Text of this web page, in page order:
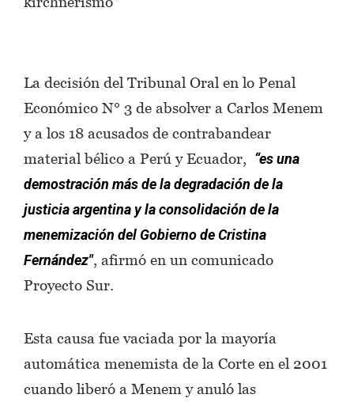
La decisión del Tribunal Oral en lo Penal
Económico N° 3 de absolver a Carlos Menem
y a los 18 acusados de contrabandear
material bélico a Perú y Ecuador, “es una
demostración más de la degradación de la
justicia argentina y la consolidación de la
menemización del Gobierno de Cristina
Fernández", afirmó en un comunicado
Proyecto Sur.
Esta causa fue vaciada por la mayoría
automática menemista de la Corte en el 2001
cuando liberó a Menem y anuló las